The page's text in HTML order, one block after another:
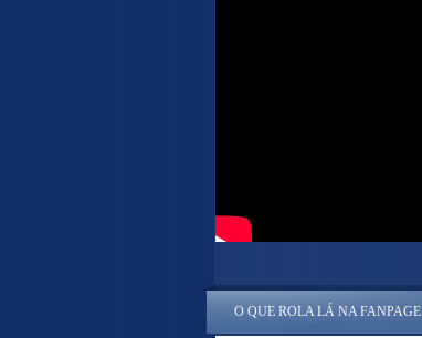
O QUE ROLA LÁ NA FANPAGE